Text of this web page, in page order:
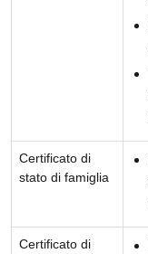
Certificato di
stato di famiglia
Certificato di